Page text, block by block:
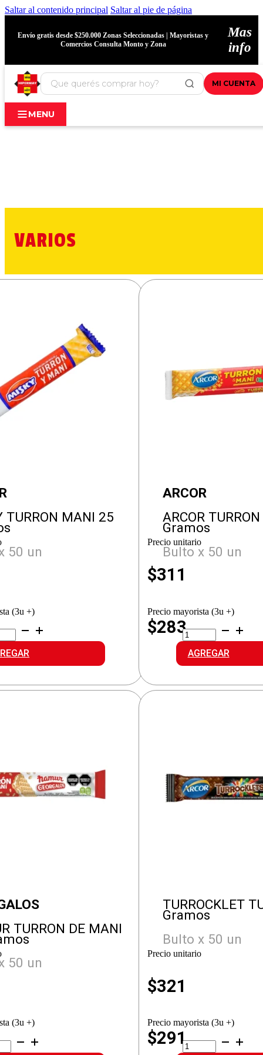
Saltar al contenido principal Saltar al pie de página
Envío gratis desde $250.000 Zonas Seleccionadas | Mayoristas y
Comercios Consulta Monto y Zona
Mas
info
MI CUENTA
MENU
VARIOS
TURRON MANI 25
50 un
(3u +)
ARCOR
ARCOR
Gramos
Bulto x 50 un
Precio unitario
$311
Precio mayorista (3u +)
$283ARCOR
TURRON
MANI
cantidad
AGREGAR
TURRON DE MANI
50 un
(3u +)
TURROCKLET
Gramos
Bulto x 50 un
Precio unitario
$321
Precio mayorista (3u +)
$291TURROCKLET
TURRON